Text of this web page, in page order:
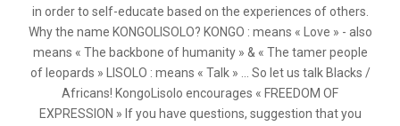
in order to self-educate based on the experiences of others.
Why the name KONGOLISOLO? KONGO : means « Love » - also
means « The backbone of humanity » & « The tamer people
of leopards » LISOLO : means « Talk » ... So let us talk Blacks /
Africans! KongoLisolo encourages « FREEDOM OF
EXPRESSION » If you have questions, suggestion that you